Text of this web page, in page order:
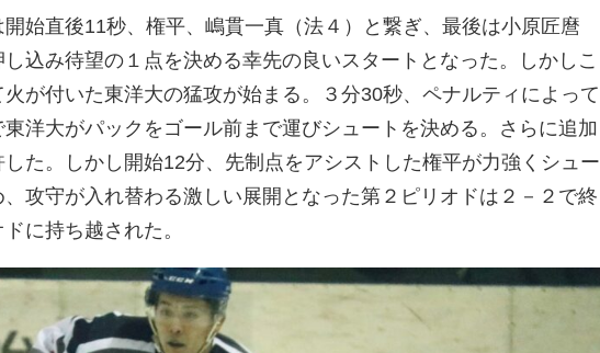
始直後11秒、権平、嶋貫一真（法４）と繋ぎ、最後は小原匠麿
し込み待望の１点を決める幸先の良いスタートとなった。しかしこ
が付いた東洋大の猛攻が始まる。３分30秒、ペナルティによって
洋大がパックをゴール前まで運びシュートを決める。さらに追加
た。しかし開始12分、先制点をアシストした権平が力強くシュー
、攻守が入れ替わる激しい展開となった第２ピリオドは２－２で終
に持ち越された。